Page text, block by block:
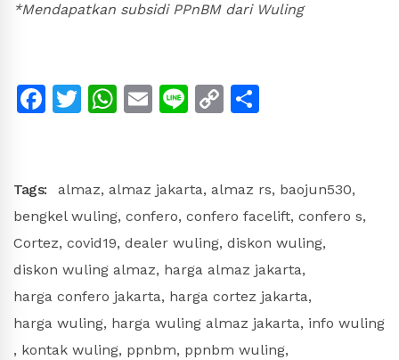
*Mendapatkan subsidi PPnBM dari Wuling
Facebook
Twitter
WhatsApp
EmailLineCopy
Tags: almaz, almaz jakarta, almaz rs, baojun530,
bengkel wuling, confero, confero facelift, confero s,
Cortez, covid19, dealer wuling, diskon wuling,
diskon wuling almaz, harga almaz jakarta,
harga confero jakarta, harga cortez jakarta,
harga wuling, harga wuling almaz jakarta, info wuling
, kontak wuling, ppnbm, ppnbm wuling,